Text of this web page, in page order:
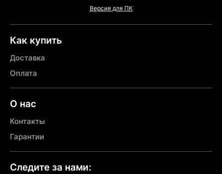
Версия для ПК
Как купить
Доставка
Оплата
О нас
Контакты
Гарантии
Следите за нами: